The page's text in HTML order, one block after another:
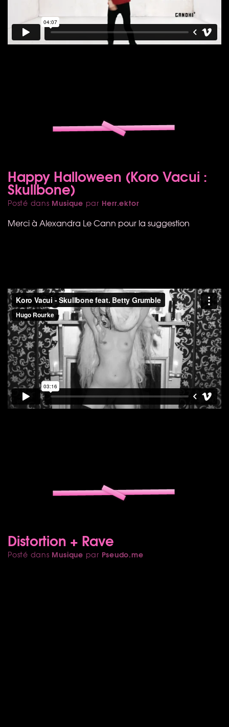
Happy Halloween (Koro Vacui :
Skullbone)
Posté dans Musique par Herr.ektor
Merci à Alexandra Le Cann pour la suggestion
Distortion + Rave
Posté dans Musique par Pseudo.me